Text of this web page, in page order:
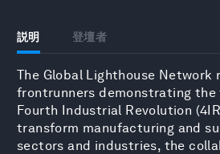
説明 登壇者
The Global Lighthouse Network
frontrunners demonstrating
Fourth Industrial Revolution
transform manufacturing and
sectors and industries, the